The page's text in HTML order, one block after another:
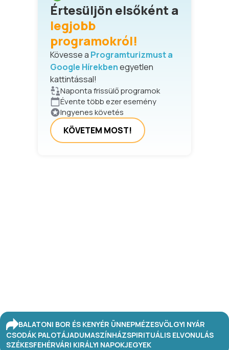
Értesüljön elsőként a
legjobb
programokról!
Kövesse a Programturizmust a
Google Hírekbenegyetlen
kattintással!
Naponta frissülő programok
Évente több ezer esemény
Ingyenes követés
KÖVETEM MOST!
BALATONI BOR ÉS KENYÉR ÜNNEPMÉZESVÖLGYI NYÁR
CSODÁK PALOTÁJADUMASZÍNHÁZSPIRITUÁLIS ELVONULÁS
SZÉKESFEHÉRVÁRI KIRÁLYI NAPOKJEGYEK